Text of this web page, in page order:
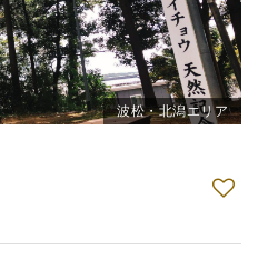
波松・北潟エリア